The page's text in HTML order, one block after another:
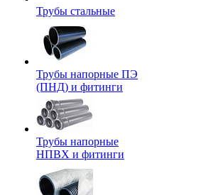
Трубы стальные
Трубы напорные ПЭ
(ПНД) и фитинги
Трубы напорные
НПВХ и фитинги